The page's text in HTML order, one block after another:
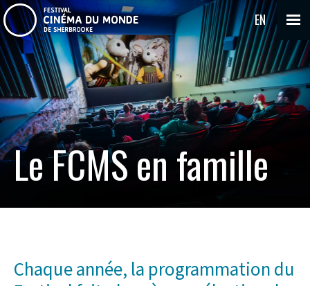
EN
Le FCMS en famille
Chaque année, la programmation du